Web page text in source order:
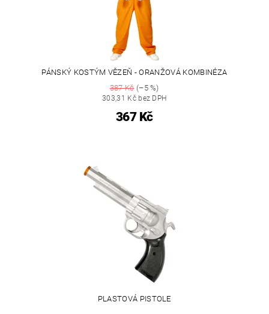
PÁNSKÝ KOSTÝM VĚZEŇ - ORANŽOVÁ KOMBINÉZA
387 Kč(–5 %)
303,31 Kč bez DPH
367 Kč
PLASTOVÁ PISTOLE